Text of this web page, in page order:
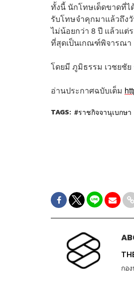
ทั้งนี้ นักโทษเด็ดขาดที่
รับโทษจำคุกมาแล้วถึง
ไม่น้อยกว่า 8 ปี แล้วแต่
ที่สุดเป็นเกณฑ์พิจารณา
โดยมี ภูมิธรรม เวชยชั
อ่านประกาศฉบับเต็ม
TAGS: ราชกิจจานุเบกษา
กอ